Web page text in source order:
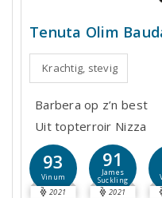
Tenuta Olim
Krachtig, stevig
Barbera op z’n best
Uit topterroir Nizza
93
Vinum
2021
91
James
Suckling
2021